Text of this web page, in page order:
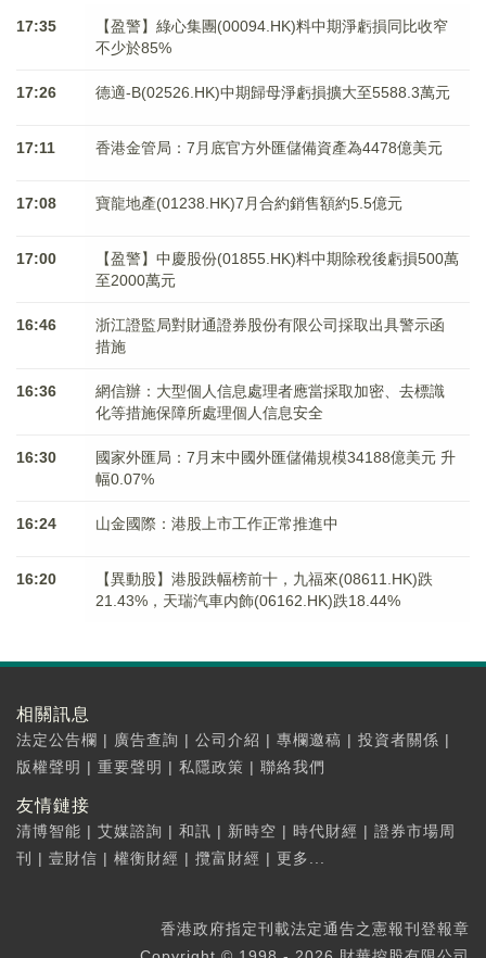
17:35
【盈警】綠心集團(00094.HK)料中期淨虧損同比收窄
不少於85%
17:26 德適-B(02526.HK)中期歸母淨虧損擴大至5588.3萬元
17:11 香港金管局：7月底官方外匯儲備資產為4478億美元
17:08 寶龍地產(01238.HK)7月合約銷售額約5.5億元
17:00
【盈警】中慶股份(01855.HK)料中期除稅後虧損500萬
至2000萬元
16:46
浙江證監局對財通證券股份有限公司採取出具警示函
措施
16:36
網信辦：大型個人信息處理者應當採取加密、去標識
化等措施保障所處理個人信息安全
16:30
國家外匯局：7月末中國外匯儲備規模34188億美元 升
幅0.07%
16:24 山金國際：港股上市工作正常推進中
16:20
【異動股】港股跌幅榜前十，九福來(08611.HK)跌
21.43%，天瑞汽車内飾(06162.HK)跌18.44%
相關訊息
法定公告欄 | 廣告查詢 | 公司介紹 | 專欄邀稿 | 投資者關係 |
版權聲明 | 重要聲明 | 私隱政策 | 聯絡我們
友情鏈接
清博智能 | 艾媒諮詢 | 和訊 | 新時空 | 時代財經 | 證券市場周
刊
| 壹財信 | 權衡財經 | 攬富財經 | 更多...
香港政府指定刊載法定通告之憲報刊登報章